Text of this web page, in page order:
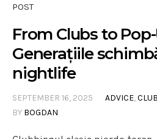
POST
From Clubs to
Generațiile
nightlife
SEPTEMBER 16, 2025 ADVICE,CLUB
BY BOGDAN